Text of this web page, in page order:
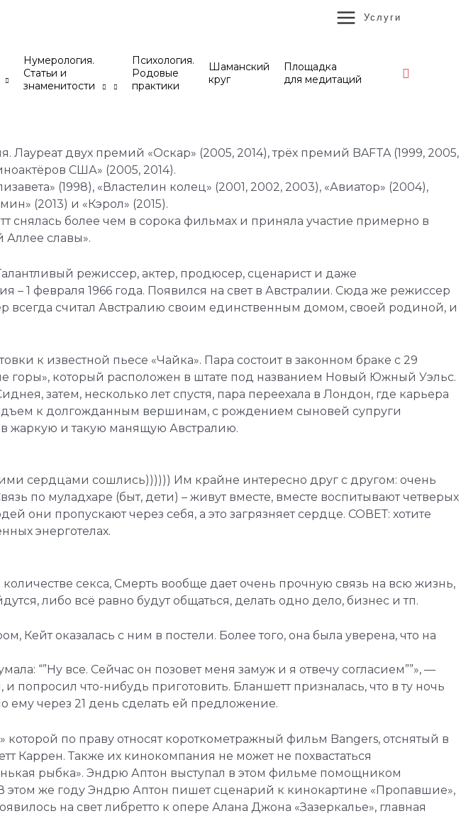
MAIN
Услуги
Нумерология.
Статьи и
знаменитости
Психология.
Родовые
практики
Шаманский
круг
Площадка
для медитаций
Поиск
двух премий «Оскар» (2005, 2014), трёх премий BAFTA (1999, 2005,
США» (2005, 2014).
(1998), «Властелин колец» (2001, 2002, 2003), «Авиатор» (2004),
(2013) и «Кэрол» (2015).
снялась более чем в сорока фильмах и приняла участие примерно в
Аллее славы».
режиссер, актер, продюсер, сценарист и даже
1 февраля 1966 года. Появился на свет в Австралии. Сюда же режиссер
всегда считал Австралию своим единственным домом, своей родиной, и
к известной пьесе «Чайка». Пара состоит в законном браке с 29
горы», который расположен в штате под названием Новый Южный Уэльс.
затем, несколько лет спустя, пара переехала в Лондон, где карьера
к долгожданным вершинам, с рождением сыновей супруги
жаркую и такую манящую Австралию.
сердцами сошлись)))))) Им крайне интересно друг с другом: очень
по муладхаре (быт, дети) – живут вместе, вместе воспитывают четверых
они пропускают через себя, а это загрязняет сердце. СОВЕТ: хотите
энерготелах.
секса, Смерть вообще дает очень прочную связь на всю жизнь,
либо всё равно будут общаться, делать одно дело, бизнес и тп.
оказалась с ним в постели. Более того, она была уверена, что на
“”Ну все. Сейчас он позовет меня замуж и я отвечу согласием””», —
попросил что-нибудь приготовить. Бланшетт призналась, что в ту ночь
ему через 21 день сделать ей предложение.
по праву относят короткометражный фильм Bangers, отснятый в
Каррен. Также их кинокомпания не может не похвастаться
рыбка». Эндрю Аптон выступал в этом фильме помощником
этом же году Эндрю Аптон пишет сценарий к кинокартине «Пропавшие»,
на свет либретто к опере Алана Джона «Зазеркалье», главная